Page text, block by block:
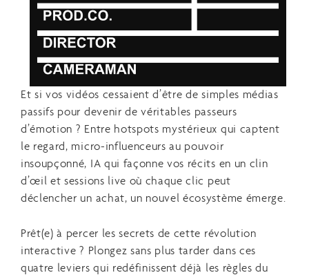
Et si vos vidéos cessaient d’être de simples médias
passifs pour devenir de véritables passeurs
d’émotion ? Entre hotspots mystérieux qui captent
le regard, micro-influenceurs au pouvoir
insoupçonné, IA qui façonne vos récits en un clin
d’œil et sessions live où chaque clic peut
déclencher un achat, un nouvel écosystème émerge.
Prêt(e) à percer les secrets de cette révolution
interactive ? Plongez sans plus tarder dans ces
quatre leviers qui redéfinissent déjà les règles du